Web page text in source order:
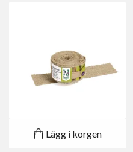
Lägg i korgen